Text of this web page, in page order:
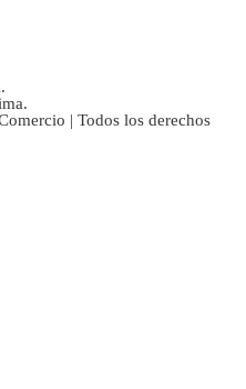
| Todos los derechos